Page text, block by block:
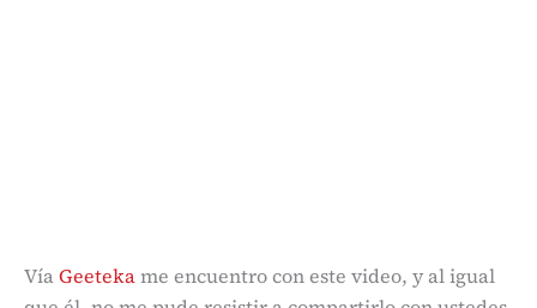
VíaGeetekame encuentro con este video, y al igual